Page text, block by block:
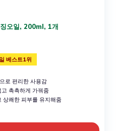
오일, 200ml, 1개
베스트1위
로 편리한 사용감
촉촉하게 가꿔줌
상쾌한 피부를 유지해줌